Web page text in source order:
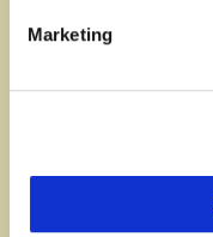
Marketing